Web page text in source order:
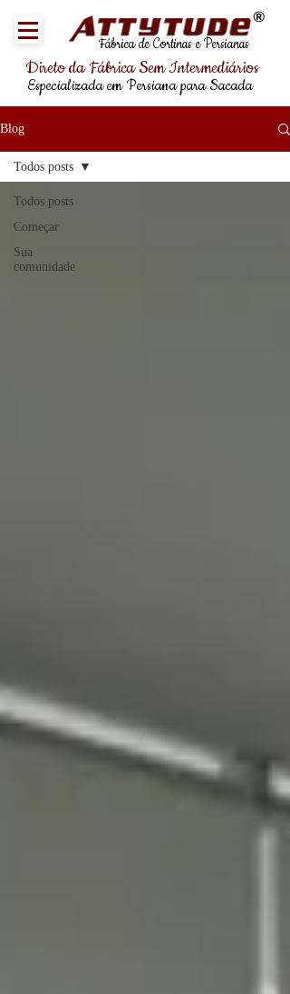
Fábrica de Cortinas e Persianas
®
Direto da Fábrica Sem Intermediários
Especializada em Persiana para Sacada
Blog
Todos posts
Começar
Sua
comunidade
Todos posts